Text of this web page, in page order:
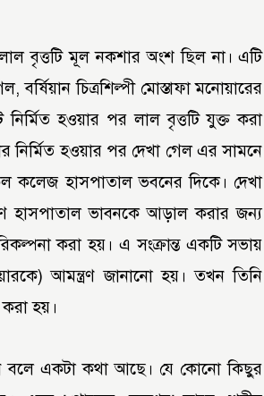
বৃত্তটি মূল নকশার অংশ ছিল না। এটি
চিত্রশিল্পী মোস্তাফা মনোয়ারের
নির্মিত হওয়ার পর লাল বৃত্তটি যুক্ত করা
নির্মিত হওয়ার পর দেখা গেল এর সামনে
কলেজ হাসপাতাল ভবনের দিকে। দেখা
হাসপাতাল ভাবনকে আড়াল করার জন্য
করা হয়। এ সংক্রান্ত একটি সভায়
আমন্ত্রণ জানানো হয়। তখন তিনি
করা হয়।
বলে একটা কথা আছে। যে কোনো কিছুর